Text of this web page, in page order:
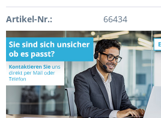
Artikel-Nr.: 66434